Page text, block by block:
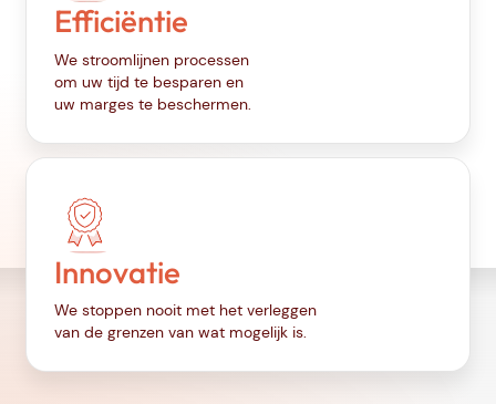
Efficiëntie
We stroomlijnen processen
om uw tijd te besparen en
uw marges te beschermen.
Innovatie
We stoppen nooit met het verleggen
van de grenzen van wat mogelijk is.